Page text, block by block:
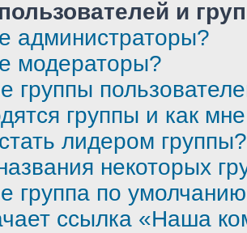
и
администраторы?
модераторы?
группы
группы и как
лидером группы?
некоторых
группа по
ссылка «Наша